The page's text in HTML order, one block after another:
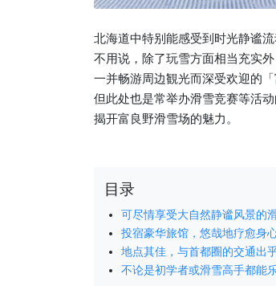
北海道中特别能感受到时光静谧
不用说，除了玩雪方面相当充实
一并畅游周边観光而深受欢迎的
但此处也是常举办滑雪竞赛等活
揭开富良野滑雪场的魅力。
目录
可尽情享受大自然静谧风景的
投宿豪华旅馆，悠哉地疗愈身
地点其佳，与首都圈的交通出
不论是初学者或滑雪高手都能